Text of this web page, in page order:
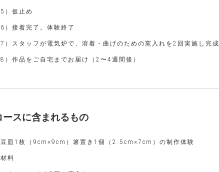
5）仮止め
6）接着完了。体験終了
7）スタッフが電気炉で、溶着・曲げのための窯入れを2回実施し完成
8）作品をご自宅までお届け（2〜4週間後）
ースに含まれるもの
豆皿1枚（9cm×9cm）箸置き1個（2.5cm×7cm）の制作体験
材料